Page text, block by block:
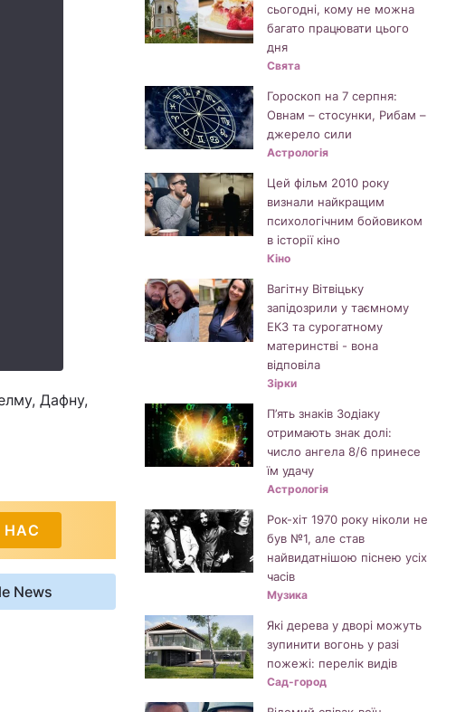
Дафну,
НАС
News
сьогодні, кому не можна
багато працювати цього
дня
Свята
Гороскоп на 7 серпня:
Овнам – стосунки, Рибам –
джерело сили
Астрологія
Цей фільм 2010 року
визнали найкращим
психологічним бойовиком
в історії кіно
Кіно
Вагітну Вітвіцьку
запідозрили у таємному
ЕКЗ та сурогатному
материнстві - вона
відповіла
Зірки
П’ять знаків Зодіаку
отримають знак долі:
число ангела 8/6 принесе
їм удачу
Астрологія
Рок-хіт 1970 року ніколи не
був №1, але став
найвидатнішою піснею усіх
часів
Музика
Які дерева у дворі можуть
зупинити вогонь у разі
пожежі: перелік видів
Сад-город